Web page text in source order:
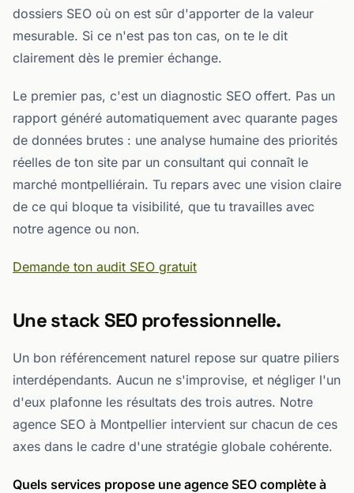
dossiers SEO où on est sûr d'apporter de la valeur
mesurable. Si ce n'est pas ton cas, on te le dit
clairement dès le premier échange.
Le premier pas, c'est un diagnostic SEO offert. Pas un
rapport généré automatiquement avec quarante pages
de données brutes : une analyse humaine des priorités
réelles de ton site par un consultant qui connaît le
marché montpelliérain. Tu repars avec une vision claire
de ce qui bloque ta visibilité, que tu travailles avec
notre agence ou non.
Demande ton audit SEO gratuit
Une stack SEO professionnelle.
Un bon référencement naturel repose sur quatre piliers
interdépendants. Aucun ne s'improvise, et négliger l'un
d'eux plafonne les résultats des trois autres. Notre
agence SEO à Montpellier intervient sur chacun de ces
axes dans le cadre d'une stratégie globale cohérente.
Quels services propose une agence SEO complète à